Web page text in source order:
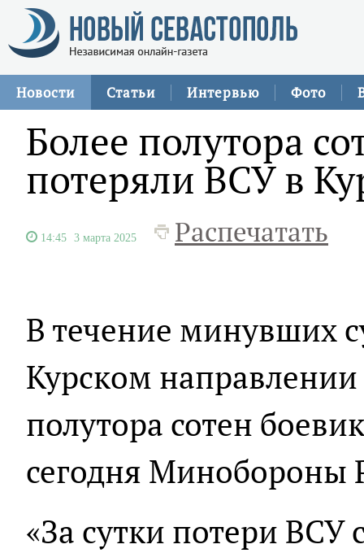
Новости Статьи Интервью Фото
Более полутора
потеряли ВСУ в
14:45 3 марта 2025 Распечатать
В течение минувших
Курском
полутора сотен
сегодня Минобороны
«За сутки потери ВСУ